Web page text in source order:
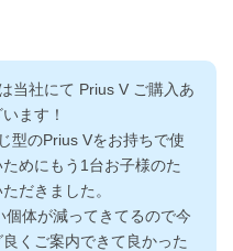
当社にて Prius V ご購入あ
ます！
型のPrius Vをお持ちで使
めにもう1台お子様のた
だきました。
個体が減ってきてるので今
くご案内できて良かった